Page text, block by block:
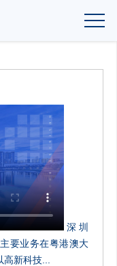
深圳
要业务在粤港澳大
新科技...